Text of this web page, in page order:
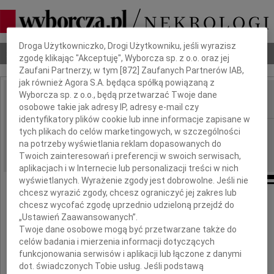
Nekrologi Odeszli Poradnik pogrzebowy
IMIĘ I NAZWISKO:
REGION: Kraków
DATA EMISJI: 12.10.2023
Adamowi Polowiec
Dbamy o Twoją prywatność
Droga Użytkowniczko, Drogi Użytkowniku, jeśli wyrazisz
zgodę klikając "Akceptuję", Wyborcza sp. z o.o. oraz jej
Zaufani Partnerzy, w tym [872] Zaufanych Partnerów IAB,
jak również Agora S.A. będąca spółką powiązaną z
Wyborcza sp. z o.o., będą przetwarzać Twoje dane
osobowe takie jak adresy IP, adresy e-mail czy
identyfikatory plików cookie lub inne informacje zapisane w
tych plikach do celów marketingowych, w szczególności
na potrzeby wyświetlania reklam dopasowanych do
Twoich zainteresowań i preferencji w swoich serwisach,
aplikacjach i w Internecie lub personalizacji treści w nich
wyświetlanych. Wyrażenie zgody jest dobrowolne. Jeśli nie
chcesz wyrazić zgody, chcesz ograniczyć jej zakres lub
chcesz wycofać zgodę uprzednio udzieloną przejdź do
„Ustawień Zaawansowanych”.
Twoje dane osobowe mogą być przetwarzane także do
celów badania i mierzenia informacji dotyczących
funkcjonowania serwisów i aplikacji lub łączone z danymi
dot. świadczonych Tobie usług. Jeśli podstawą